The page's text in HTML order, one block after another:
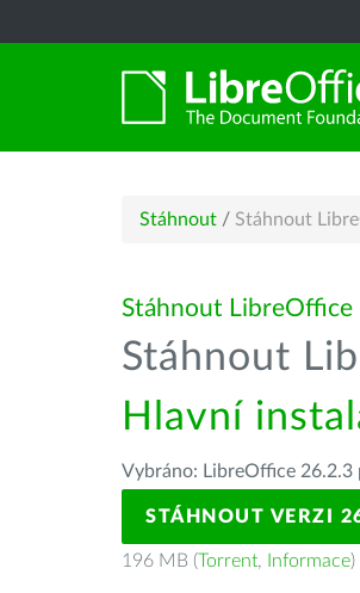
Stáhnout / Stáhnout
Stáhnout LibreOffice
Stáhnout
Hlavní
Vybráno: LibreOffice 26.2.3
STÁHNOUT VERZI
196 MB (Torrent, Informace)